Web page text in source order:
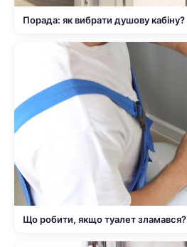
Порада: як вибрати душову кабіну?
Що робити, якщо туалет зламався?